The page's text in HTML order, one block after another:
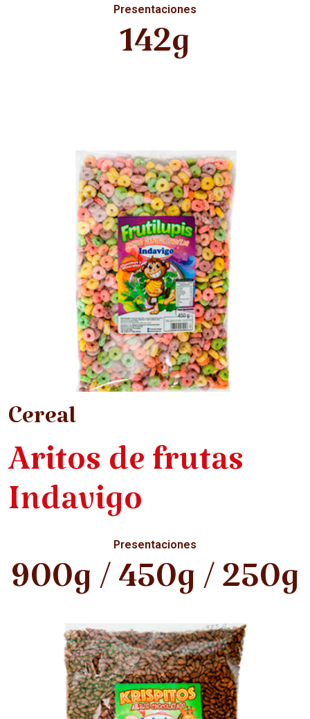
Presentaciones
142g
Cereal
Aritos de frutas
Indavigo
Presentaciones
900g / 450g / 250g